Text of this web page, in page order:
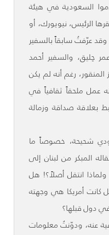
السعودية في هيئة
الرئيس، نيويورك، أو
عرّفتُ سابقاً بالسفير
حِليق، والسفير أحمد
المنقور، رغم أنه لم يكن
عمل ملحقاً ثقافياً في
بعلاقة صداقة وزمالة
شحيحة، خصوصاً ما
المبكر من لبنان إلى
ولماذا انتقل أصلاً؟! هل
أمريكا هي وجهته
دول قبلها؟
عنه، ودوّنتُ معلومات